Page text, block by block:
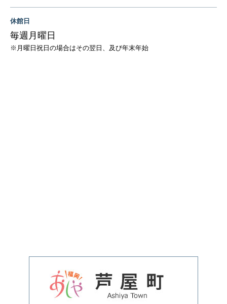
休館日
毎週月曜日
※月曜日祝日の場合はその翌日、及び年末年始